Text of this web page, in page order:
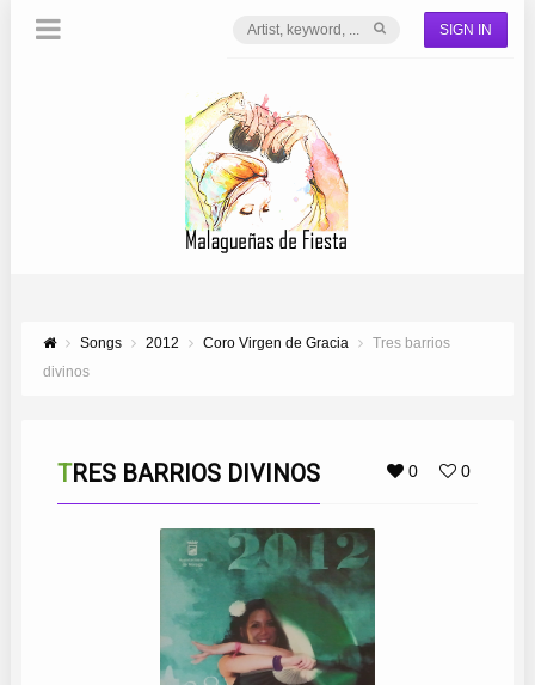
SIGN IN
Songs 2012 Coro Virgen de Gracia
Tres barrios
divinos
0 0
TRES BARRIOS DIVINOS